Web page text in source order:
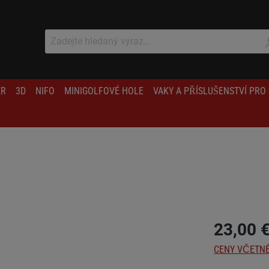
3D NIFO MINIGOLFOVÉ HOLE VAKY A PŘÍSLUŠENSTVÍ
23,00 €
CENY